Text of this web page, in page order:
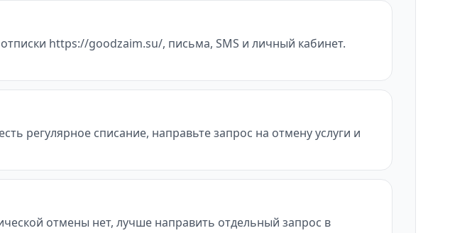
https://goodzaim.su/, письма, SMS и личный кабинет.
регулярное списание, направьте запрос на отмену услуги и
отмены нет, лучше направить отдельный запрос в